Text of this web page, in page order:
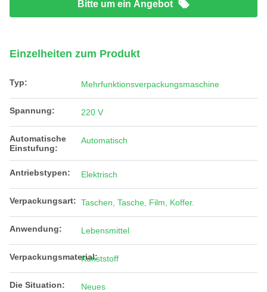
Bitte um ein Angebot
Einzelheiten zum Produkt
Typ: Mehrfunktionsverpackungsmaschine
Spannung: 220 V
Automatische
Einstufung:
Automatisch
Antriebstypen: Elektrisch
Verpackungsart: Taschen, Tasche, Film, Koffer.
Anwendung: Lebensmittel
Verpackungsmaterial:Kunststoff
Die Situation: Neues